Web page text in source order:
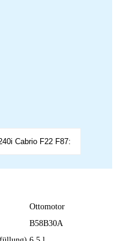
Cabrio F22 F87:
Ottomotor
B58B30A